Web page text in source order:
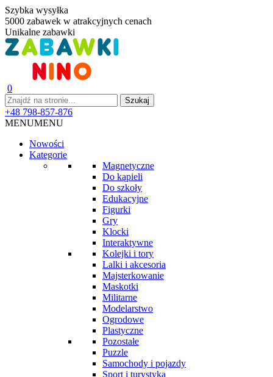
Szybka wysyłka
5000 zabawek w atrakcyjnych cenach
Unikalne zabawki
0
+48 798-857-876
MENUMENU
Nowości
Kategorie
Magnetyczne
Do kąpieli
Do szkoły
Edukacyjne
Figurki
Gry
Klocki
Interaktywne
Kolejki i tory
Lalki i akcesoria
Majsterkowanie
Maskotki
Militarne
Modelarstwo
Ogrodowe
Plastyczne
Pozostałe
Puzzle
Samochody i pojazdy
Sport i turystyka